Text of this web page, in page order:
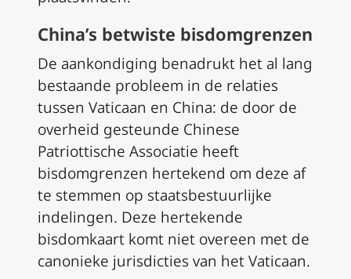
China’s betwiste bisdomgrenzen
De aankondiging benadrukt het al lang
bestaande probleem in de relaties
tussen Vaticaan en China: de door de
overheid gesteunde Chinese
Patriottische Associatie heeft
bisdomgrenzen hertekend om deze af
te stemmen op staatsbestuurlijke
indelingen. Deze hertekende
bisdomkaart komt niet overeen met de
canonieke jurisdicties van het Vaticaan.